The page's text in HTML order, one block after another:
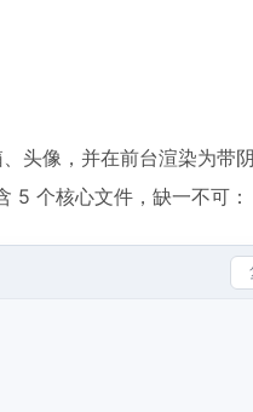
头像，并在前台渲染为带
5 个核心文件，缺一不可：